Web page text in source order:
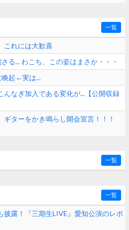
一覧
これには大歓喜
る... わこち、この姿はまさか・・・
喚起←実は...
んなぎ加入である変化が...【公開収録
ギターをかき鳴らし開会宣言！！！
一覧
一覧
披露！『三期生LIVE』愛知公演のレポ